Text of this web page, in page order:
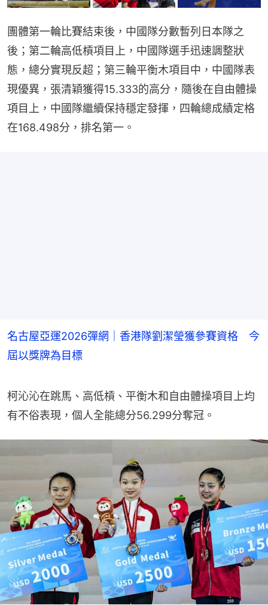
團體第一輪比賽結束後，中國隊分數暫列日本隊之
後；第二輪高低槓項目上，中國隊選手迅速調整狀
態，總分實現反超；第三輪平衡木項目中，中國隊表
現優異，張清穎獲得15.333的高分，隨後在自由體操
項目上，中國隊繼續保持穩定發揮，四輪總成績定格
在168.498分，排名第一。
名古屋亞運2026彈網｜香港隊劉潔瑩獲參賽資格 今
屆以獎牌為目標
柯沁沁在跳馬、高低槓、平衡木和自由體操項目上均
有不俗表現，個人全能總分56.299分奪冠。